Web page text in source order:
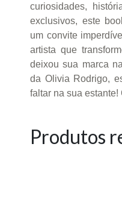
curiosidades,
exclusivos, este
um convite
artista que
deixou sua marca
da Olivia Rodrigo,
faltar na sua estante!
Produtos